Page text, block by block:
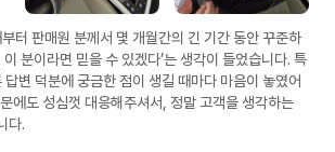
터 판매원 분께서 몇 개월간의 긴 기간 동안 꾸준하
분이라면 믿을 수 있겠다’는 생각이 들었습니다. 특
변 덕분에 궁금한 점이 생길 때마다 마음이 놓였어
에도 성심껏 대응해주셔서, 정말 고객을 생각하는
다.